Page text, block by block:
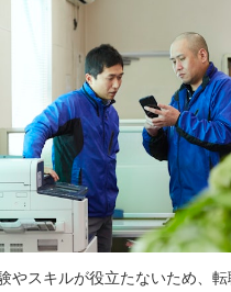
やスキルが役立たないため、